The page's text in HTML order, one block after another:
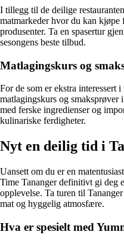
I tillegg til de deilige
matmarkeder hvor du kan kjøpe
produsenter. Ta en spasertur
sesongens beste tilbud.
Matlagingskurs og
For de som er ekstra interessert
matlagingskurs og smaksprøver
med ferske ingredienser og
kulinariske ferdigheter.
Nyt en deilig tid i
Uansett om du er en
Time Tananger definitivt gi deg
opplevelse. Ta turen til
mat og hyggelig atmosfære.
Hva er spesielt med